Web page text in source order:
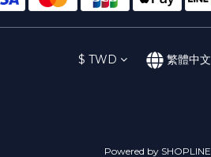
$ TWD 繁體中文
Powered by SHOPLINE